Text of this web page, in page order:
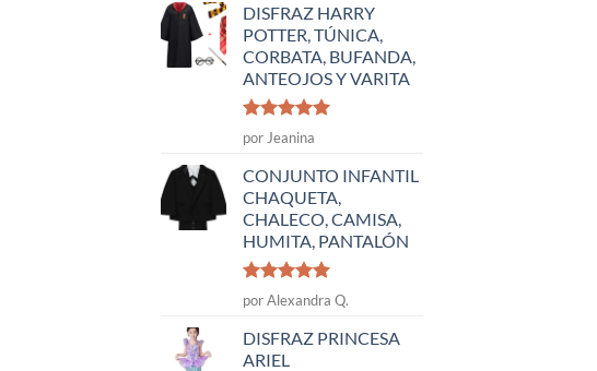
DISFRAZ HARRY
POTTER, TÚNICA,
CORBATA, BUFANDA,
ANTEOJOS Y VARITA
Valorado
con
por Jeanina
CONJUNTO INFANTIL
CHAQUETA,
CHALECO, CAMISA,
HUMITA, PANTALÓN
Valorado
con
por Alexandra Q.
DISFRAZ PRINCESA
ARIEL